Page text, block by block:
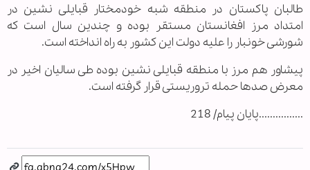
طالبان پاکستان در منطقه شبه خودمختار قبایلی نشین در
امتداد مرز افغانستان مستقر بوده و چندین سال است که
شورشی خونبار را علیه دولت این کشور به راه انداخته است.
پیشاور هم مرز با منطقه قبایلی نشین بوده طی سالیان اخیر در
معرض صدها حمله تروریستی قرار گرفته است.
................پایان پیام/ 218